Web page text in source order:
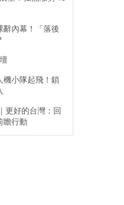
辭內幕！「落後
機小隊起飛！鎖
更好的台灣：回
瞻行動